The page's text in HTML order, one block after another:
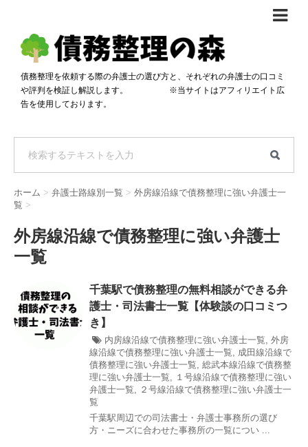
債務整理体験談
おすすめ
料金比較
自己破産・個人再生料金比較
過払い金料金比較
専門家の選び方
料金で選ぶ
着手金無料で選ぶ
女性専門で選ぶ
24時間年中無休で選ぶ
匿名借金相談
債務整理を依頼する際の弁護士の選び方と、それぞれの弁護士の口コミ
や評判を検証し解説します。 ※当サイトはアフィリエイト広
告を使用しております。
ホーム > 弁護士路線別一覧 > 外房線沿線で債務整理に強い弁護士一
覧 >
外房線沿線で債務整理に強い弁護士
一覧
千葉駅で債務整理の無料相談ができる弁
護士・司法書士一覧【体験談の口コミつ
き】
内房線沿線で債務整理に強い弁護士一覧, 外房
線沿線で債務整理に強い弁護士一覧, 成田線沿線で
債務整理に強い弁護士一覧, 総武本線沿線で債務整
理に強い弁護士一覧, １号線沿線で債務整理に強い
弁護士一覧, ２号線沿線で債務整理に強い弁護士一
覧
千葉駅周辺での司法書士・弁護士事務所の選び
方・ニーズに合わせた事務所の一覧につい ...